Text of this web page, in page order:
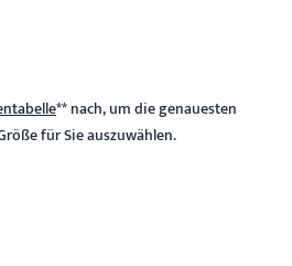
**nach, um die genauesten
für Sie auszuwählen.